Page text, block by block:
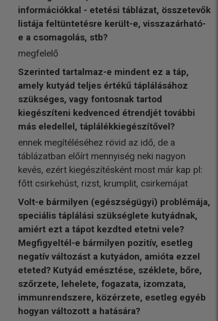
információkkal - etetési táblázat, összetevők
listája feltüntetésre került-e, visszazárható-
e a csomagolás, stb?
megfelelő
Szerinted tartalmaz-e mindent ez a táp,
amely kutyád teljes értékű táplálásához
szükséges, vagy fontosnak tartod
kiegészíteni kedvenced étrendjét további
más eledellel, táplálékkiegészítővel?
ennek megítéléséhez rövid az idő, de a
táblázatban előírt mennyiség neki nagyon
kevés, ezért kiegészítésként most már kap pl:
főtt csirkehúst, rizst, krumplit, csirkemájat
Volt-e bármilyen (egészségügyi) problémája,
speciális táplálási szükséglete kutyádnak,
amiért ezt a tápot kezdted etetni vele?
Megfigyeltél-e bármilyen pozitív, esetleg
negatív változást a kutyádon, amióta ezzel
eteted? Kutyád emésztése, széklete, bőre,
szőrzete, lehelete, fogazata, izomzata,
immunrendszere, közérzete, esetleg egyéb
hogyan változott a hatására?